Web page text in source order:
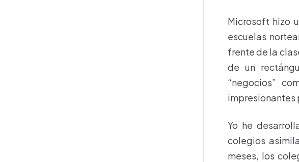
Microsoft hizo
escuelas
frente de la
de un
“negocios”
impresionantes
Yo he
colegios
meses, los